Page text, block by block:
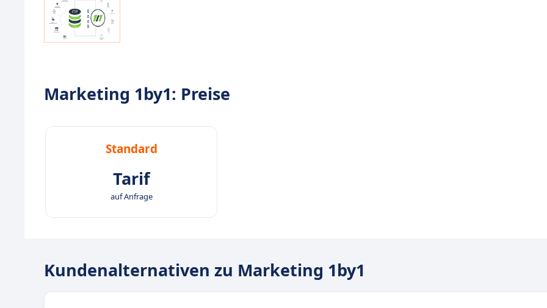
Marketing 1by1: Preise
Standard
Tarif
auf Anfrage
Kundenalternativen zu Marketing 1by1